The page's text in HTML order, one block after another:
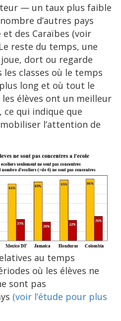
— un taux plus faible
d’autres pays
et des Caraïbes (voir
reste du temps, une
dort ou regarde
les classes où le temps
long et où tout le
élèves ont un meilleur
ce qui indique que
l’attention de
au temps
où les élèves ne
sont pas
(voir l’étude pour plus